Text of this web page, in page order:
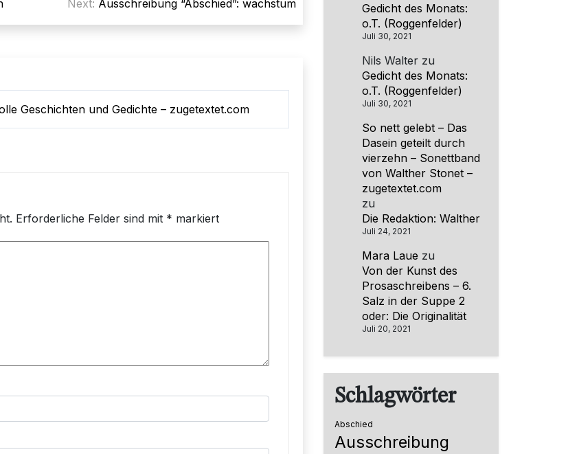
Next: Ausschreibung “Abschied”: wachstum
Geschichten und Gedichte – zugetextet.com
Erforderliche Felder sind mit * markiert
Gedicht des Monats:
o.T. (Roggenfelder)
Juli 30, 2021
Nils Walter zu
Gedicht des Monats:
o.T. (Roggenfelder)
Juli 30, 2021
So nett gelebt – Das
Dasein geteilt durch
vierzehn – Sonettband
von Walther Stonet –
zugetextet.com
zu
Die Redaktion: Walther
Juli 24, 2021
Mara Laue zu
Von der Kunst des
Prosaschreibens – 6.
Salz in der Suppe 2
oder: Die Originalität
Juli 20, 2021
Schlagwörter
Abschied
Ausschreibung